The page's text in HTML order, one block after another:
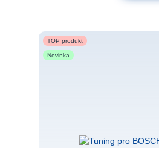
TOP produkt
Novinka